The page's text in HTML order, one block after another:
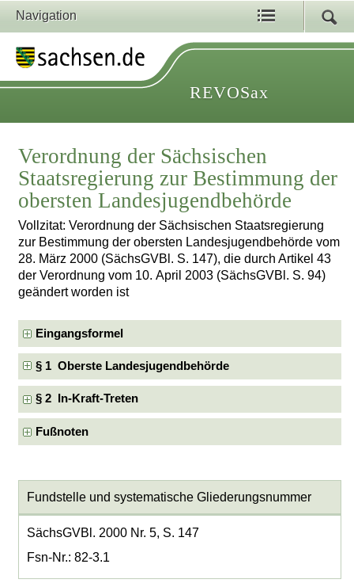
Navigation
REVOSax
Verordnung der Sächsischen
Staatsregierung zur Bestimmung der
obersten Landesjugendbehörde
Vollzitat: Verordnung der Sächsischen Staatsregierung
zur Bestimmung der obersten Landesjugendbehörde vom
28. März 2000 (SächsGVBl. S. 147), die durch Artikel 43
der Verordnung vom 10. April 2003 (SächsGVBl. S. 94)
geändert worden ist
Eingangsformel
§ 1 Oberste Landesjugendbehörde
§ 2 In-Kraft-Treten
Fußnoten
Fundstelle und systematische Gliederungsnummer
SächsGVBl. 2000 Nr. 5, S. 147
Fsn-Nr.: 82-3.1